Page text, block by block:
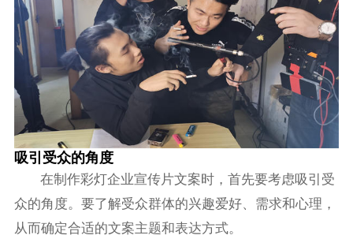
吸引受众的角度
在制作彩灯企业宣传片文案时，首先要考虑吸引受
众的角度。要了解受众群体的兴趣爱好、需求和心理，
从而确定合适的文案主题和表达方式。